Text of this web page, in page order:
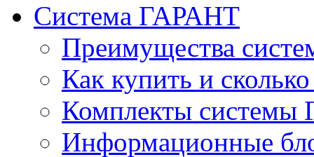
Система ГАРАНТ
Преимущества
Как купить и
Комплекты
Информационные